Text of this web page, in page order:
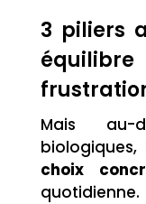
3 piliers
Mais au-
biologiques,
choix
quotidienne.